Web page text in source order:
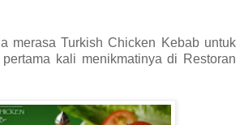
merasa Turkish Chicken Kebab untuk
kali menikmatinya di Restoran